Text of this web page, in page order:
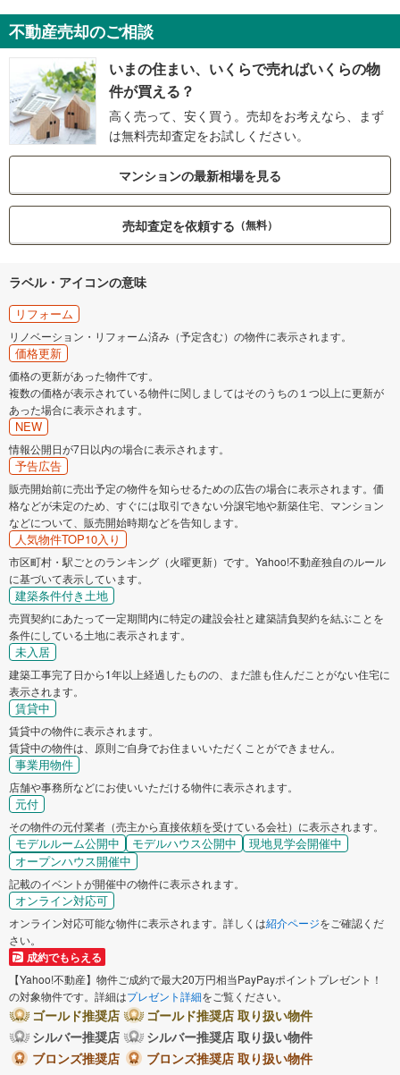
不動産売却のご相談
いまの住まい、いくらで売ればいくらの物
件が買える？
高く売って、安く買う。売却をお考えなら、まず
は無料売却査定をお試しください。
マンションの最新相場を見る
売却査定を依頼する （無料）
ラベル・アイコンの意味
リフォーム
リノベーション・リフォーム済み（予定含む）の物件に表示されます。
価格更新
価格の更新があった物件です。
複数の価格が表示されている物件に関しましてはそのうちの１つ以上に更新が
あった場合に表示されます。
NEW
情報公開日が7日以内の場合に表示されます。
予告広告
販売開始前に売出予定の物件を知らせるための広告の場合に表示されます。価
格などが未定のため、すぐには取引できない分譲宅地や新築住宅、マンション
などについて、販売開始時期などを告知します。
人気物件TOP10入り
市区町村・駅ごとのランキング（火曜更新）です。Yahoo!不動産独自のルール
に基づいて表示しています。
建築条件付き土地
売買契約にあたって一定期間内に特定の建設会社と建築請負契約を結ぶことを
条件にしている土地に表示されます。
未入居
建築工事完了日から1年以上経過したものの、まだ誰も住んだことがない住宅に
表示されます。
賃貸中
賃貸中の物件に表示されます。
賃貸中の物件は、原則ご自身でお住まいいただくことができません。
事業用物件
店舗や事務所などにお使いいただける物件に表示されます。
元付
その物件の元付業者（売主から直接依頼を受けている会社）に表示されます。
モデルルーム公開中 モデルハウス公開中
現地見学会開催中
オープンハウス開催中
記載のイベントが開催中の物件に表示されます。
オンライン対応可
オンライン対応可能な物件に表示されます。詳しくは紹介ページをご確認くだ
さい。
成約でもらえる
【Yahoo!不動産】物件ご成約で最大20万円相当PayPayポイントプレゼント！
の対象物件です。詳細はプレゼント詳細をご覧ください。
ゴールド推奨店
ゴールド推奨店 取り扱い物件
シルバー推奨店
シルバー推奨店 取り扱い物件
ブロンズ推奨店
ブロンズ推奨店 取り扱い物件